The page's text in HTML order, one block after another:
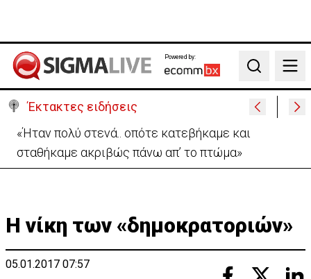
Powered by:
Search
Έκτακτες ειδήσεις
Σήμερα στο Ζακάκι το τελευταίο αντίο στον
17χρονο Μάριο-Γαβριήλ
Η νίκη των «δημοκρατοριών»
05.01.2017 07:57